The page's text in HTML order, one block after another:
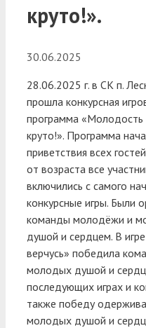
круто!».
30.06.2025
28.06.2025 г. в СК п.
прошла конкурсная
программа
круто!». Программа
приветствия всех
от возраста все
включились с самого
конкурсные игры. Были
команды молодёжи и
душой и сердцем. В игре
верчусь» победила
молодых душой и
последующих играх и
также победу
молодых душой и